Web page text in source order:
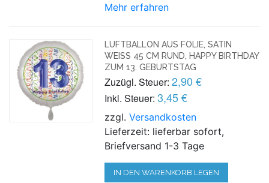
Mehr erfahren
LUFTBALLON AUS FOLIE, SATIN
WEISS 45 CM RUND, HAPPY BIRTHDAY Z
UM 13. GEBURTSTAG
Zuzügl. Steuer: 2,90 €
Inkl. Steuer: 3,45 €
zzgl.Versandkosten
Lieferzeit: lieferbar sofort,
Briefversand 1-3 Tage
IN DEN WARENKORB LEGEN